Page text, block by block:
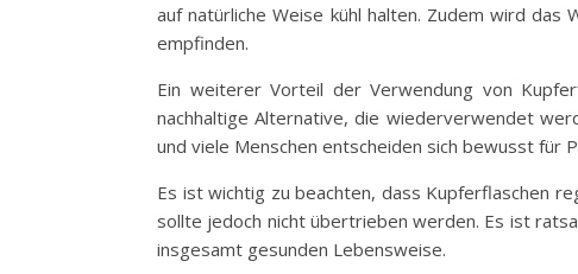
auf natürliche Weise kühl halten. Zudem wird
empfinden.
Ein weiterer Vorteil der Verwendung von
nachhaltige Alternative, die wiederverwendet
und viele Menschen entscheiden sich bewusst für
Es ist wichtig zu beachten, dass Kupferflaschen
sollte jedoch nicht übertrieben werden. Es ist
insgesamt gesunden Lebensweise.